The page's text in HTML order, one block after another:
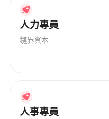
人力專員
鏈界資本
人事專員